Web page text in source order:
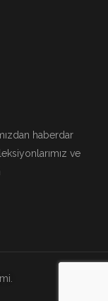
haberdar
ve